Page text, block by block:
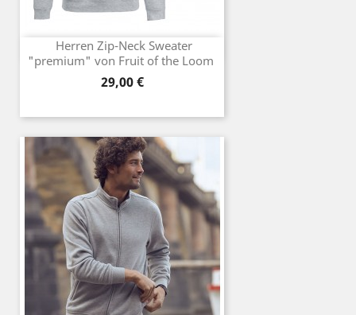
Herren Zip-Neck Sweater
"premium" von Fruit of the Loom
Preis
29,00 €